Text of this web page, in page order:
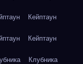
Кейптаун
Кейптаун
Клубника